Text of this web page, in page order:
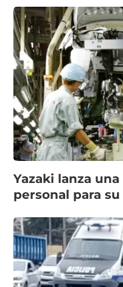
Yazaki lanza
personal para